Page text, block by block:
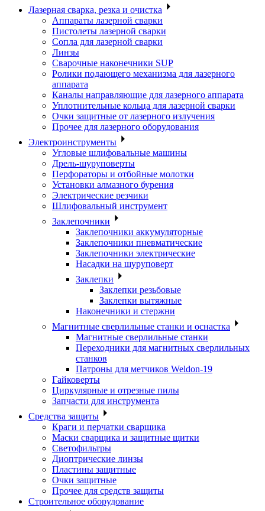
Лазерная сварка, резка и очистка
Аппараты лазерной сварки
Пистолеты лазерной сварки
Сопла для лазерной сварки
Линзы
Сварочные наконечники SUP
Ролики подающего механизма для лазерного
аппарата
Каналы направляющие для лазерного аппарата
Уплотнительные кольца для лазерной сварки
Очки защитные от лазерного излучения
Прочее для лазерного оборудования
Электроинструменты
Угловые шлифовальные машины
Дрель-шуруповерты
Перфораторы и отбойные молотки
Установки алмазного бурения
Электрические резчики
Шлифовальный инструмент
Заклепочники
Заклепочники аккумуляторные
Заклепочники пневматические
Заклепочники электрические
Насадки на шуруповерт
Заклепки
Заклепки резьбовые
Заклепки вытяжные
Наконечники и стержни
Магнитные сверлильные станки и оснастка
Магнитные сверлильные станки
Переходники для магнитных сверлильных
станков
Патроны для метчиков Weldon-19
Гайковерты
Циркулярные и отрезные пилы
Запчасти для инструмента
Средства защиты
Краги и перчатки сварщика
Маски сварщика и защитные щитки
Светофильтры
Диоптрические линзы
Пластины защитные
Очки защитные
Прочее для средств защиты
Строительное оборудование